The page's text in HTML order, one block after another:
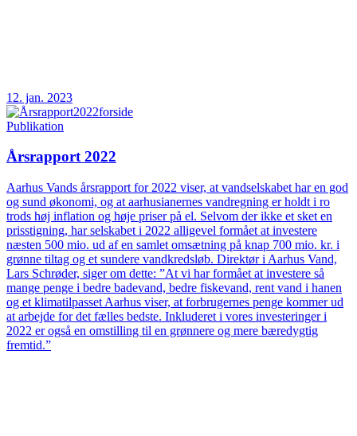
12. jan. 2023
Publikation
Årsrapport 2022
Aarhus Vands årsrapport for 2022 viser, at vandselskabet har en god
og sund økonomi, og at aarhusianernes vandregning er holdt i ro
trods høj inflation og høje priser på el. Selvom der ikke et sket en
prisstigning, har selskabet i 2022 alligevel formået at investere
næsten 500 mio. ud af en samlet omsætning på knap 700 mio. kr. i
grønne tiltag og et sundere vandkredsløb. Direktør i Aarhus Vand,
Lars Schrøder, siger om dette: ”At vi har formået at investere så
mange penge i bedre badevand, bedre fiskevand, rent vand i hanen
og et klimatilpasset Aarhus viser, at forbrugernes penge kommer ud
at arbejde for det fælles bedste. Inkluderet i vores investeringer i
2022 er også en omstilling til en grønnere og mere bæredygtig
fremtid.”